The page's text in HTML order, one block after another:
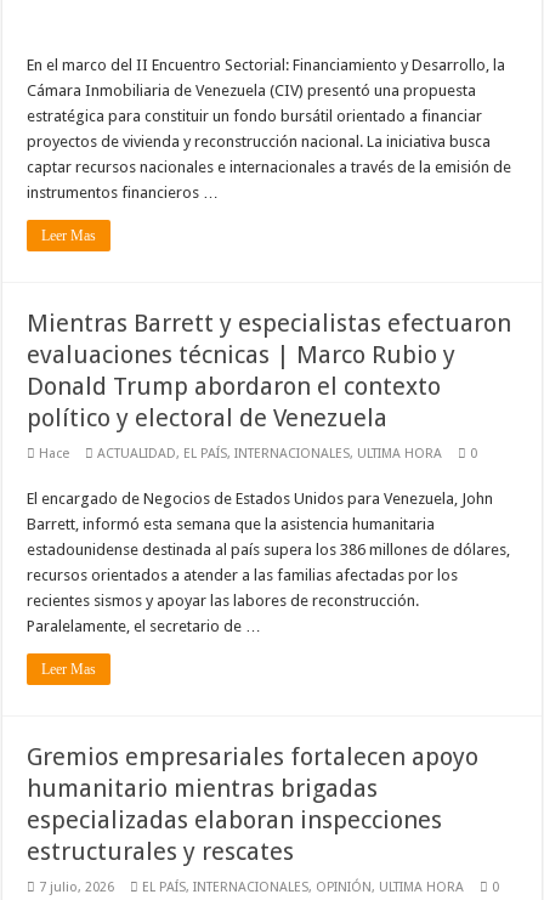
En el marco del II Encuentro Sectorial: Financiamiento y Desarrollo, la
Cámara Inmobiliaria de Venezuela (CIV) presentó una propuesta
estratégica para constituir un fondo bursátil orientado a financiar
proyectos de vivienda y reconstrucción nacional. La iniciativa busca
captar recursos nacionales e internacionales a través de la emisión de
instrumentos financieros …
Leer Mas
Mientras Barrett y especialistas efectuaron
evaluaciones técnicas | Marco Rubio y
Donald Trump abordaron el contexto
político y electoral de Venezuela
Hace ACTUALIDAD, EL PAÍS,INTERNACIONALES, ULTIMA HORA 0
El encargado de Negocios de Estados Unidos para Venezuela, John
Barrett, informó esta semana que la asistencia humanitaria
estadounidense destinada al país supera los 386 millones de dólares,
recursos orientados a atender a las familias afectadas por los
recientes sismos y apoyar las labores de reconstrucción.
Paralelamente, el secretario de …
Leer Mas
Gremios empresariales fortalecen apoyo
humanitario mientras brigadas
especializadas elaboran inspecciones
estructurales y rescates
7 julio, 2026 EL PAÍS,INTERNACIONALES, OPINIÓN, ULTIMA HORA 0